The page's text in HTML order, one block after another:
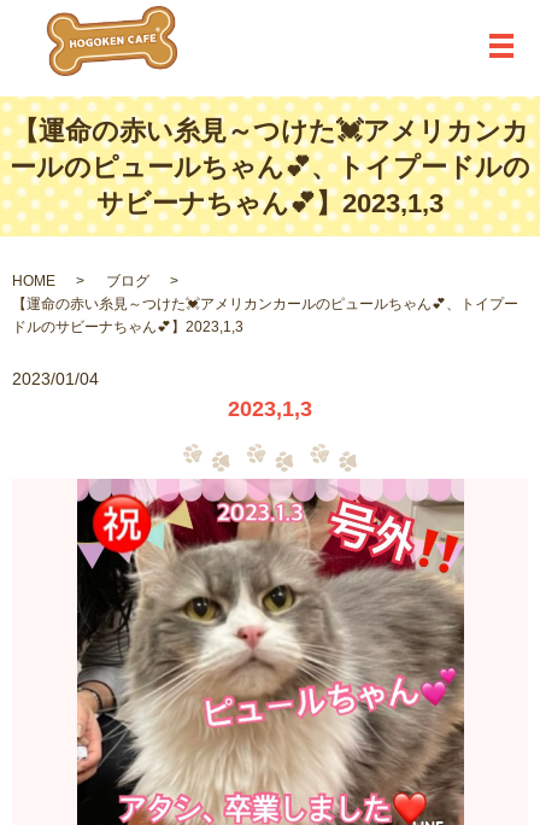
メ
【運命の赤い糸見～つけた💓アメリカンカ
ールのピュールちゃん💕、トイプードルの
サビーナちゃん💕】2023,1,3
HOME
ブログ
【運命の赤い糸見～つけた💓アメリカンカールのピュールちゃん💕、トイプー
ドルのサビーナちゃん💕】2023,1,3
2023/01/04
2023,1,3